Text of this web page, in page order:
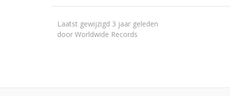
Laatst gewijzigd 3 jaar geleden
door Worldwide Records